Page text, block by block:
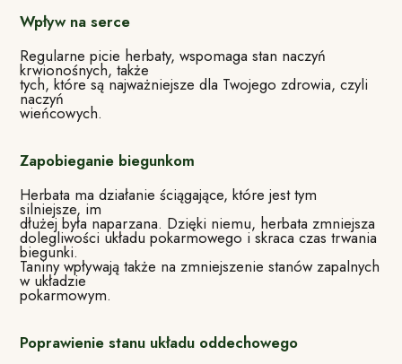
Wpływ na serce
Regularne picie herbaty, wspomaga stan naczyń
krwionośnych, także
tych, które są najważniejsze dla Twojego zdrowia, czyli
naczyń
wieńcowych.
Zapobieganie biegunkom
Herbata ma działanie ściągające, które jest tym
silniejsze, im
dłużej była naparzana. Dzięki niemu, herbata zmniejsza
dolegliwości układu pokarmowego i skraca czas trwania
biegunki.
Taniny wpływają także na zmniejszenie stanów zapalnych
w układzie
pokarmowym.
Poprawienie stanu układu oddechowego